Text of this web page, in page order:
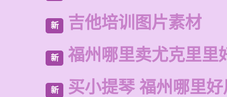
新 吉他培训图片素材
新 福州哪里卖尤克里里
新 买小提琴 福州哪里